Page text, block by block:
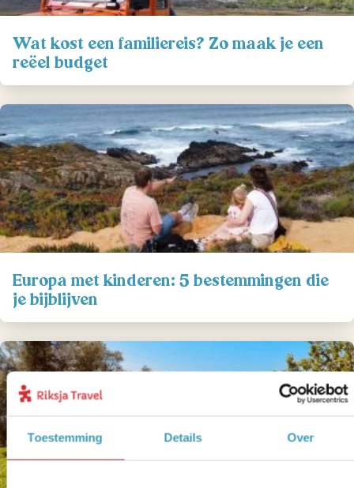
Toestemming Details Over
Wat kost een familiereis? Zo maak je een
reëel budget
Europa met kinderen: 5 bestemmingen die
je bijblijven